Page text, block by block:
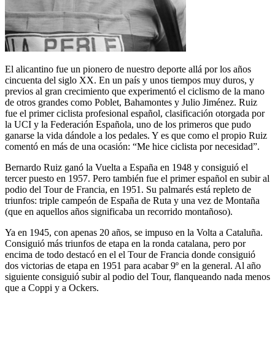
El alicantino fue un pionero de nuestro deporte allá por los años
cincuenta del siglo XX. En un país y unos tiempos muy duros, y
previos al gran crecimiento que experimentó el ciclismo de la mano
de otros grandes como Poblet, Bahamontes y Julio Jiménez. Ruiz
fue el primer ciclista profesional español, clasificación otorgada por
la UCI y la Federación Española, uno de los primeros que pudo
ganarse la vida dándole a los pedales. Y es que como el propio Ruiz
comentó en más de una ocasión: “Me hice ciclista por necesidad”.
Bernardo Ruiz ganó la Vuelta a España en 1948 y consiguió el
tercer puesto en 1957. Pero también fue el primer español en subir al
podio del Tour de Francia, en 1951. Su palmarés está repleto de
triunfos: triple campeón de España de Ruta y una vez de Montaña
(que en aquellos años significaba un recorrido montañoso).
Ya en 1945, con apenas 20 años, se impuso en la Volta a Cataluña.
Consiguió más triunfos de etapa en la ronda catalana, pero por
encima de todo destacó en el el Tour de Francia donde consiguió
dos victorias de etapa en 1951 para acabar 9º en la general. Al año
siguiente consiguió subir al podio del Tour, flanqueando nada menos
que a Coppi y a Ockers.